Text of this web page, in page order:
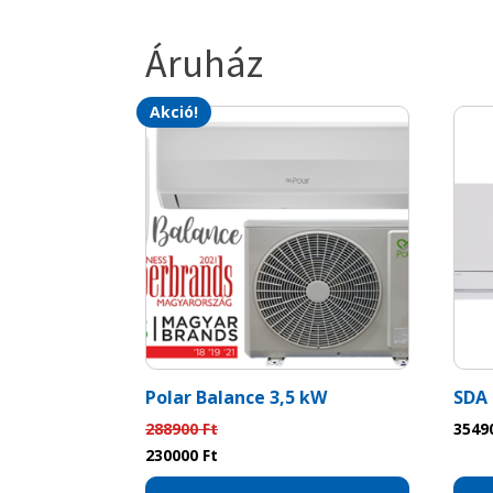
Áruház
Akció!
Polar Balance 3,5 kW
288900Ft
Original
price
230000 Ft
price